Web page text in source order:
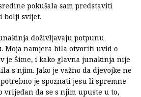
pokušala sam predstaviti
bolji svijet.
doživljavaju potpunu
Moja namjera bila otvoriti uvid o
je Šime, i kako glavna junakinja nije
s njim. Jako je važno da djevojke ne
je spoznati jesu li spremne
vrijedan da se s njim upuste u to,